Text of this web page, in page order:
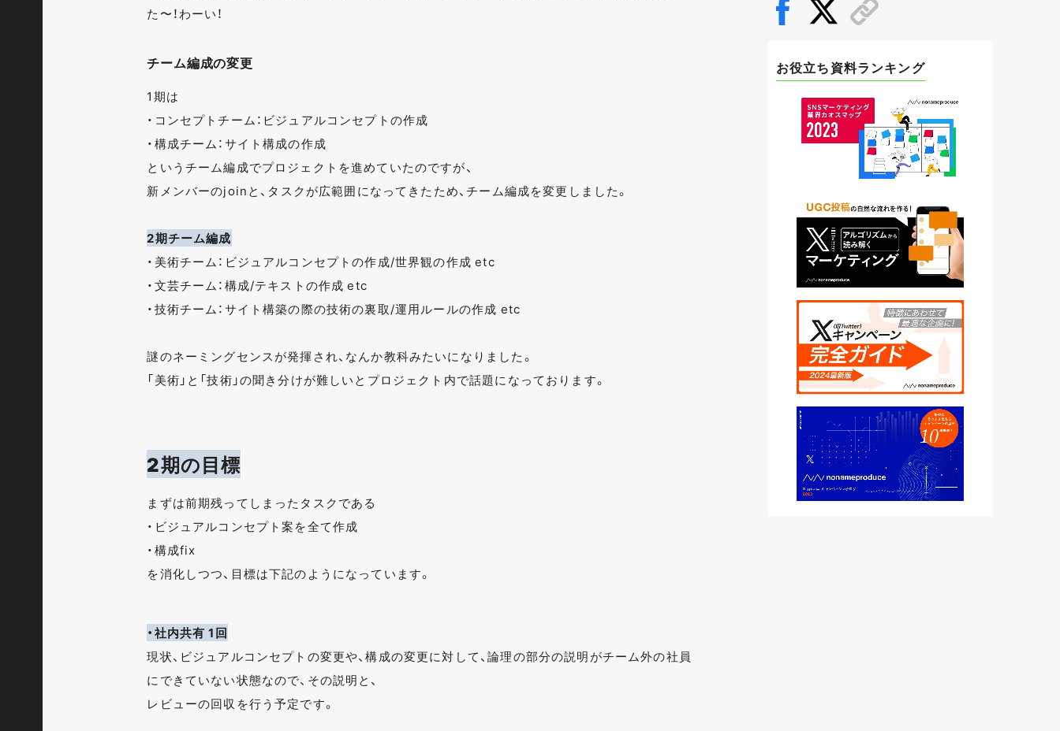
た〜！わーい！
チーム編成の変更
1期は
・コンセプトチーム：ビジュアルコンセプトの作成
・構成チーム：サイト構成の作成
というチーム編成でプロジェクトを進めていたのですが、
新メンバーのjoinと、タスクが広範囲になってきたため、チーム編成を変更しました。
2期チーム編成
・美術チーム：ビジュアルコンセプトの作成/世界観の作成 etc
・文芸チーム：構成/テキストの作成 etc
・技術チーム：サイト構築の際の技術の裏取/運用ルールの作成 etc
謎のネーミングセンスが発揮され、なんか教科みたいになりました。
「美術」と「技術」の聞き分けが難しいとプロジェクト内で話題になっております。
2期の目標
まずは前期残ってしまったタスクである
・ビジュアルコンセプト案を全て作成
・構成fix
を消化しつつ、目標は下記のようになっています。
・社内共有 1回
現状、ビジュアルコンセプトの変更や、構成の変更に対して、論理の部分の説明がチーム外の社員
にできていない状態なので、その説明と、
レビューの回収を行う予定です。
お役立ち資料ランキング